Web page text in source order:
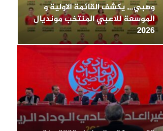
وهبي… يكشف القائمة الاولية و
الموسعة للاعبي المنتخب مونديال
2026